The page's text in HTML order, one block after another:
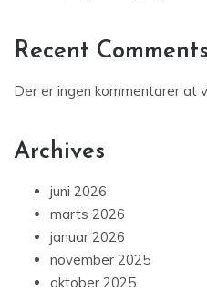
Recent Comments
Der er ingen kommentarer at
Archives
juni 2026
marts 2026
januar 2026
november 2025
oktober 2025